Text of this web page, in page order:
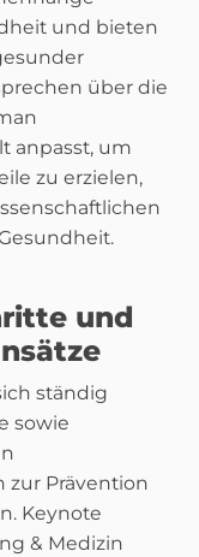
und bieten
über die
anpasst, um
zu erzielen,
und
ständig
sowie
zur Prävention
Keynote
& Medizin